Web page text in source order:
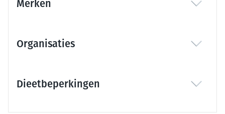
Merken
Organisaties
Dieetbeperkingen